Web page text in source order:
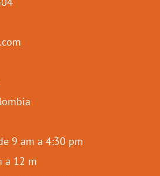
9 am a 4:30 pm
a 12 m